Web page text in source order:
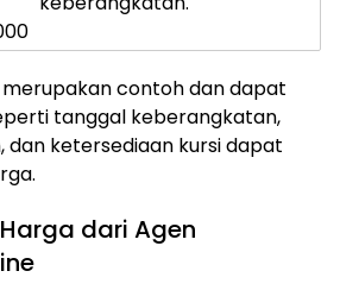
contoh dan dapat
tanggal keberangkatan,
dan ketersediaan kursi dapat
dari Agen